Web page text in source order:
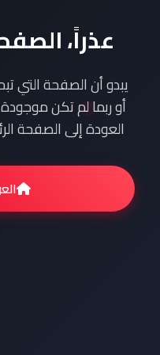
عذراً،
يبدو أن الصفحة التي
أو ربما لم تكن
العودة إلى الصفحة